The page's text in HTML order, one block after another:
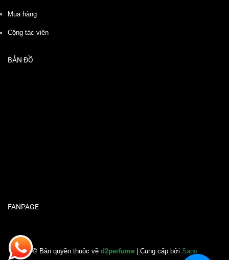
Mua hàng
Cộng tác viên
BẢN ĐỒ
FANPAGE
© Bản quyền thuộc về d2perfume| Cung cấp bởi Sapo